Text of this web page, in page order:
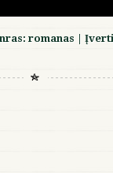
romanas |